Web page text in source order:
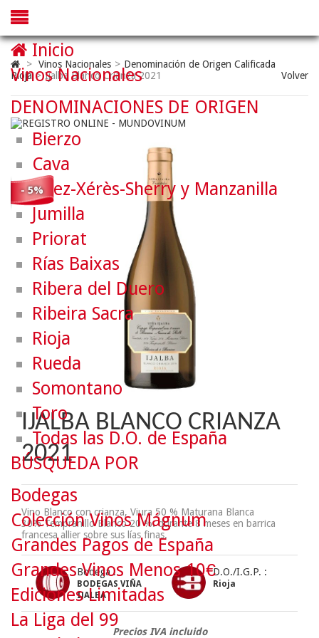
> Vinos Nacionales > Denominación de Origen Calificada
Rioja > Ijalba Blanco Crianza 2021 Volver
- 5%
IJALBA BLANCO CRIANZA
2021
Vino Blanco con crianza, Viura 50 % Maturana Blanca
30% Tempranillo Blanco 20 %.durante 8 meses en barrica
francesa allier sobre sus lías finas.
Bodega :
BODEGAS VIÑA
IJALBA
D.O./I.G.P. :
Rioja
Precios IVA incluido
Inicio
Vinos Nacionales
DENOMINACIONES DE ORIGEN
Bierzo
Cava
Jerez-Xérès-Sherry y Manzanilla
Jumilla
Priorat
Rías Baixas
Ribera del Duero
Ribeira Sacra
Rioja
Rueda
Somontano
Toro
Todas las D.O. de España
BÚSQUEDA POR
Bodegas
Colección Vinos Mágnum
Grandes Pagos de España
Grandes Vinos Menos 10€
Ediciones Limitadas
La Liga del 99